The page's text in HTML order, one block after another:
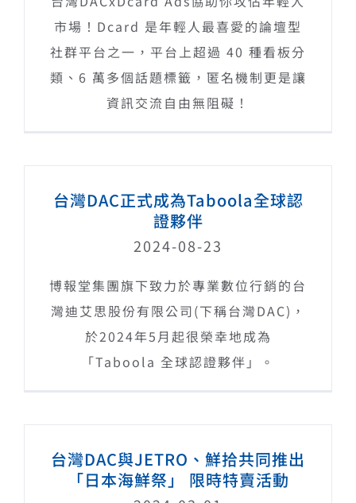
市場！Dcard 是年輕人最喜愛的論壇型
社群平台之一，平台上超過 40 種看板分
類、6 萬多個話題標籤，匿名機制更是讓
資訊交流自由無阻礙！
台灣DAC正式成為Taboola全球認
證夥伴
2024-08-23
博報堂集團旗下致力於專業數位行銷的台
灣迪艾思股份有限公司(下稱台灣DAC)，
於2024年5月起很榮幸地成為
「Taboola 全球認證夥伴」。
台灣DAC與JETRO、鮮拾共同推出
「日本海鮮祭」 限時特賣活動